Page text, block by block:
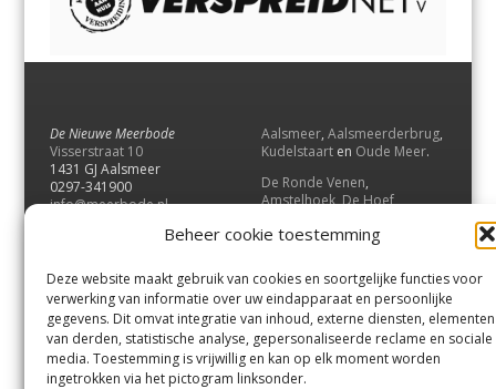
Beheer cookie toestemming
Deze website maakt gebruik van cookies en soortgelijke functies voor
verwerking van informatie over uw eindapparaat en persoonlijke
gegevens. Dit omvat integratie van inhoud, externe diensten, elementen
van derden, statistische analyse, gepersonaliseerde reclame en sociale
media. Toestemming is vrijwillig en kan op elk moment worden
ingetrokken via het pictogram linksonder.
De Nieuwe Meerbode
Visserstraat 10
1431 GJ Aalsmeer
0297-341900
info@meerbode.nl
Aalsmeer, Aalsmeerderbrug,
Kudelstaart en Oude Meer.
De Ronde Venen,
Amstelhoek,De Hoef,
Vrouwenakker,Waverveen
UithoornenDe Kwakel.
Contact
Andere uitgaven
Bezorgklacht